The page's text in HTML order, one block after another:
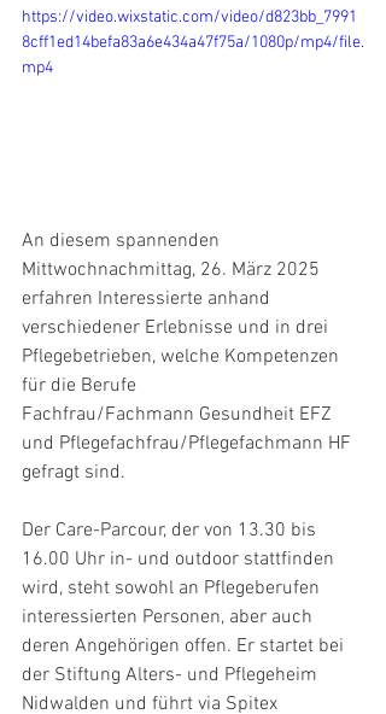
https://video.wixstatic.com/video/d823bb_7991
8cff1ed14befa83a6e434a47f75a/1080p/mp4/file.
mp4
An diesem spannenden
Mittwochnachmittag, 26. März 2025
erfahren Interessierte anhand
verschiedener Erlebnisse und in drei
Pflegebetrieben, welche Kompetenzen
für die Berufe
Fachfrau/Fachmann Gesundheit EFZ
und Pflegefachfrau/Pflegefachmann HF
gefragt sind.
Der Care-Parcour, der von 13.30 bis
16.00 Uhr in- und outdoor stattfinden
wird, steht sowohl an Pflegeberufen
interessierten Personen, aber auch
deren Angehörigen offen. Er startet bei
der Stiftung Alters- und Pflegeheim
Nidwalden und führt via Spitex